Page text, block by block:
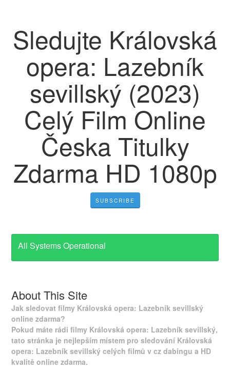
Sledujte Královská
opera: Lazebník
sevillský (2023)
Celý Film Online
Česka Titulky
Zdarma HD 1080p
SUBSCRIBE
All Systems Operational
About This Site
Jak sledovat filmy Královská opera: Lazebník sevillský
online zdarma?
Pokud máte rádi filmy Královská opera: Lazebník sevillský,
tato stránka je nejlepším místem pro sledování Královská
opera: Lazebník sevillský celých filmů v cz dabingu a HD
kvalitě online zdarma.